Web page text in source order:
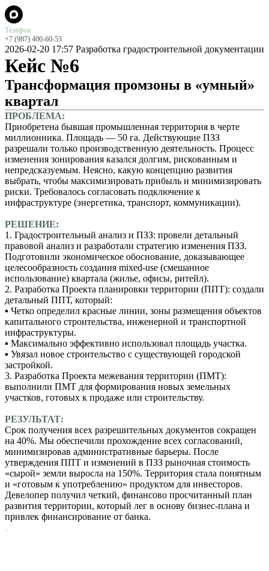
Телефон
+7 (987) 400-60-53
2026-02-20 17:57 Разработка градостроительной документации
Кейс №6
Трансформация промзоны в «умный»
квартал
ПРОБЛЕМА:
Приобретена бывшая промышленная территория в черте
миллионника. Площадь — 50 га. Действующие ПЗЗ
разрешали только производственную деятельность. Процесс
изменения зонирования казался долгим, рискованным и
непредсказуемым. Неясно, какую концепцию развития
выбрать, чтобы максимизировать прибыль и минимизировать
риски. Требовалось согласовать подключение к
инфраструктуре (энергетика, транспорт, коммуникации).
РЕШЕНИЕ:
1. Градостроительный анализ и ПЗЗ: провели детальный
правовой анализ и разработали стратегию изменения ПЗЗ.
Подготовили экономическое обоснование, доказывающее
целесообразность создания mixed-use (смешанное
использование) квартала (жилье, офисы, ритейл).
2. Разработка Проекта планировки территории (ППТ): создали
детальный ППТ, который:
▪ Четко определил красные линии, зоны размещения объектов
капитального строительства, инженерной и транспортной
инфраструктуры.
▪ Максимально эффективно использовал площадь участка.
▪ Увязал новое строительство с существующей городской
застройкой.
3. Разработка Проекта межевания территории (ПМТ):
выполнили ПМТ для формирования новых земельных
участков, готовых к продаже или строительству.
РЕЗУЛЬТАТ:
Срок получения всех разрешительных документов сокращен
на 40%. Мы обеспечили прохождение всех согласований,
минимизировав административные барьеры. После
утверждения ППТ и изменений в ПЗЗ рыночная стоимость
«сырой» земли выросла на 150%. Территория стала понятным
и «готовым к употреблению» продуктом для инвесторов.
Девелопер получил четкий, финансово просчитанный план
развития территории, который лег в основу бизнес-плана и
привлек финансирование от банка.